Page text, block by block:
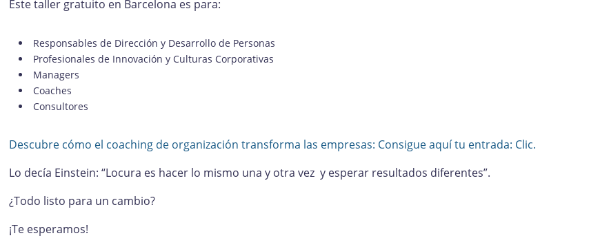
Este taller gratuito en Barcelona es para:
Responsables de Dirección y Desarrollo de Personas
Profesionales de Innovación y Culturas Corporativas
Managers
Coaches
Consultores
Descubre cómo el coaching de organización transforma las empresas: Consigue aquí tu entrada: Clic.
Lo decía Einstein: “Locura es hacer lo mismo una y otra vez y esperar resultados diferentes”.
¿Todo listo para un cambio?
¡Te esperamos!